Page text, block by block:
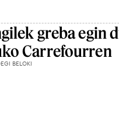
greba egin
Carrefourren
BELOKI